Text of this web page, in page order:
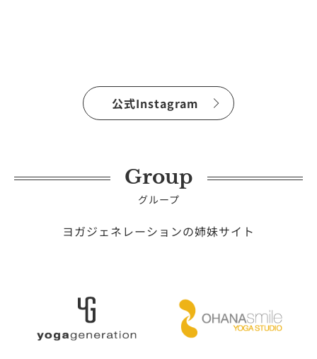
公式Instagram
Group
グループ
ヨガジェネレーションの姉妹サイト